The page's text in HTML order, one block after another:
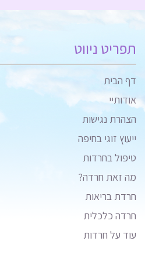
תפריט ניווט
דף הבית
אודותיי
הצהרת נגישות
ייעוץ זוגי בחיפה
טיפול בחרדות
מה זאת חרדה?
חרדת בריאות
חרדה כלכלית
עוד על חרדות